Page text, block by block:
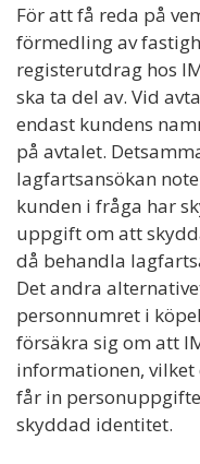
För att få reda på
förmedling av
registerutdrag hos
ska ta del av. Vid
endast kundens
på avtalet.
lagfartsansökan
kunden i fråga har
uppgift om att
då behandla
Det andra
personnumret i
försäkra sig om att
informationen,
får in
skyddad identitet.